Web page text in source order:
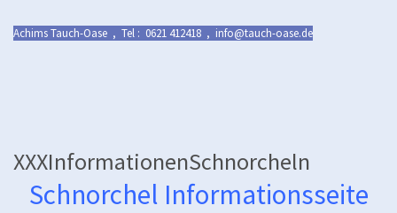
Achims Tauch-Oase , Tel : 0621 412418 , info@tauch-oase.de
XXXInformationenSchnorcheln
Schnorchel Informationsseite